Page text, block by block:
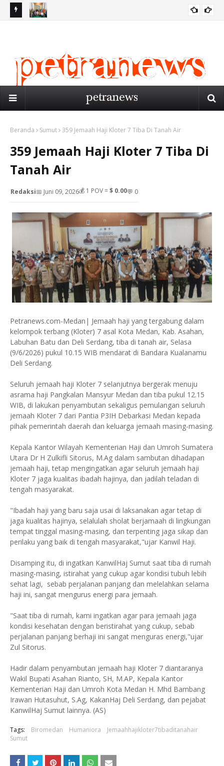
Beranda Sumut 359 Jemaah Haji Kloter 7 Tiba Di Tanah Air
359 Jemaah Haji Kloter 7 Tiba Di
Tanah Air
Redaksi📅 Juni 09, 2026💰 1 POV = $ 0.00💬 0
Petranews.com-Medan| Jemaah haji yang tergabung dalam
kelompok terbang (Kloter) 7 asal Kota Medan, Kab. Asahan,
Labuhan Batu dan Deli Serdang, tiba di tanah air, Selasa
(9/6/2026) pukul 10.15 WIB mendarat di Bandara Kualanamu
Deli Serdang.
Seluruh jemaah haji Kloter 7 selanjutnya bergerak menuju
asrama haji Pangkalan Mansyur Medan dan tiba pukul 12.15
WIB, di lakukan penyambutan sekaligus pemulangan seluruh
jemaah Kloter 7 dari Pantia P3IH Debarkasi Medan kepada
pihak pemerintah daerah dan keluarga jemaah masing-masing.
Kepala Kantor Wilayah Kementerian Haji dan Umroh Sumatera
Utara Dr H Zulkifli Sitorus, M.Ag dalam sambutan dihadapan
jemaah haji, tetap mengingatkan agar seluruh jemaah haji
Kloter 7 jaga kualitas ibadah hajinya, dan jadilah teladan di
tengah masyarakat.
"Ibadah haji yang baru saja usai di laksanakan agar tetap di
jaga kualitas hajinya, selalulah sholat berjamaah di lingkungan
tempat tinggal masing-masing, dan terpenting jaga sikap dan
perilaku yang baik di tengah masyarakat,"ujar Kanwil Haji.
Disamping itu, di ingatkan KanwilHaj Sumut saat tiba di rumah
masing-masing, istirahat yang cukup agar kondisi tubuh lebih
sehat lagi, sebab perjalanan panjang dan melelahkan selama
haji ini, sangat mengurus energi para jemaah.
"Saat tiba di rumah, kami ingatkan agar para jemaah jaga
kondisi kesehatan dengan beristirahat yang cukup, sebab
perjalanan panjang berhaji ini sangat menguras energi,"ujar
Zul Sitorus.
Hadir dalam penyambutan jemaah haji Kloter 7 diantaranya
Wakil Bupati Asahan Rianto, SH, M.AP, Kepala Kantor
Kementerian Haji dan Umroh Kota Medan H. Mhd Bambang
Irawan Hutasuhut, S.Ag, KakanHaj Deli Serdang, dan pejabat
KanwilHaj Sumut lainnya. (AS)
Tags: Biromedan Humaniora
Jemaahhajikloter7tibaditanahair
Sumut